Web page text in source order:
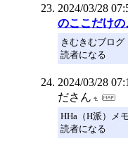
2024/03/28
のここだけの
きむきむブログ
読者になる
2024/03/28
ださん
HHa（H派）メモ
読者になる